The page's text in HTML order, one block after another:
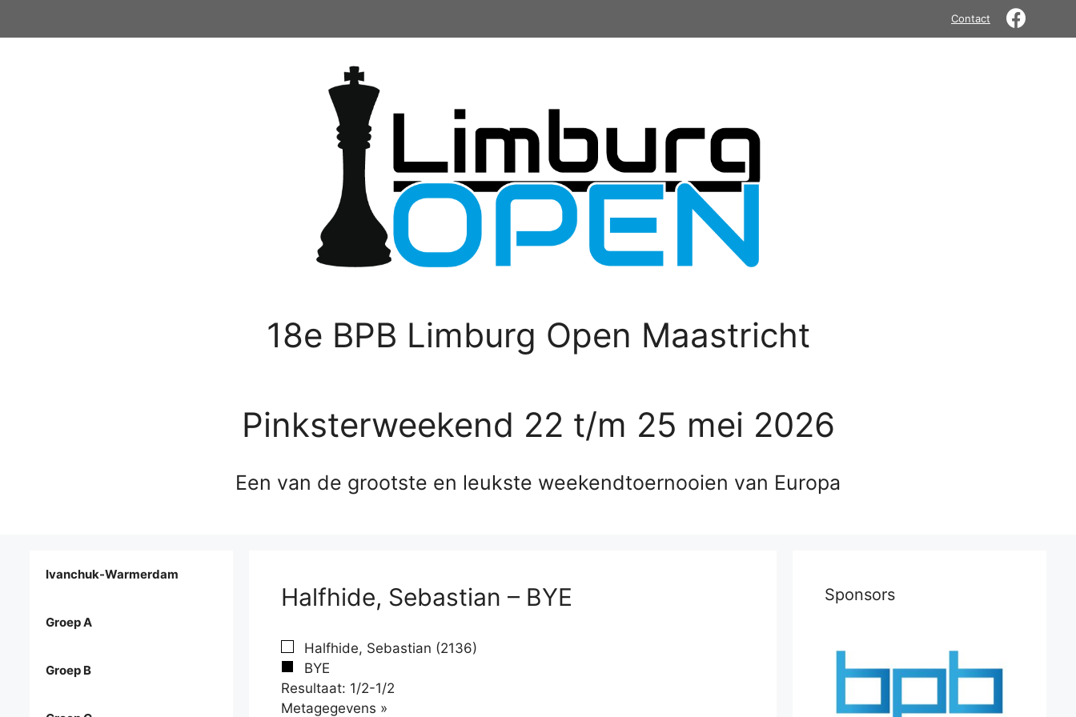
Contact
18e BPB Limburg Open Maastricht
Pinksterweekend 22 t/m 25 mei 2026
Een van de grootste en leukste weekendtoernooien van Europa
Halfhide, Sebastian – BYE
Halfhide, Sebastian (2136)
BYE
Resultaat: 1/2-1/2
Metagegevens »
Ivanchuk-Warmerdam
Groep A
Groep B
Sponsors